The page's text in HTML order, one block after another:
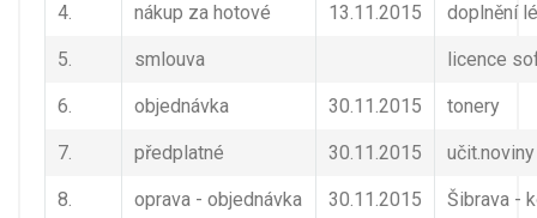
4. nákup za hotové 13.11.2015 doplnění
5. smlouva licence
6. objednávka 30.11.2015 tonery
7. předplatné 30.11.2015 učit.noviny
8. oprava - objednávka 30.11.2015 Šibrava -